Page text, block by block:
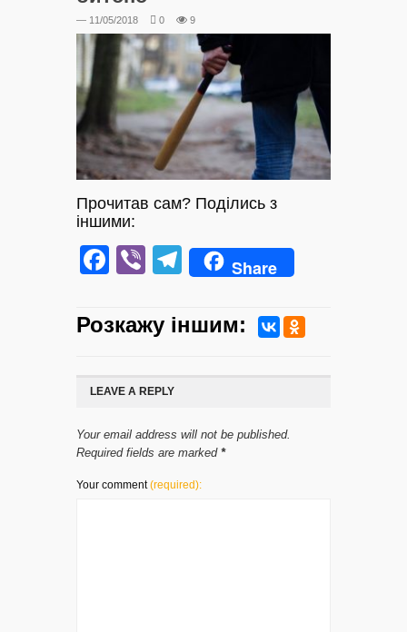
— 11/05/2018 0 9
Прочитав сам? Поділись з
іншими:
Facebook
ViberTelegram
Share
Розкажу iншим:
LEAVE A REPLY
Your email address will not be published.
Required fields are marked *
Your comment(required):